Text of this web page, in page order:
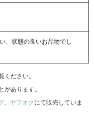
、状態の良いお品物でし
ください。
があります。
、 ヤフオク にて販売していま